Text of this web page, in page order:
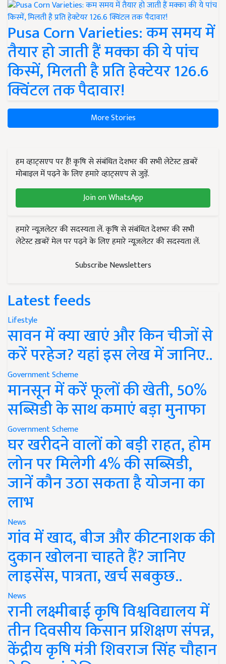
Pusa Corn Varieties: कम समय में
तैयार हो जाती हैं मक्का की ये पांच
किस्में, मिलती है प्रति हेक्टेयर 126.6
क्विंटल तक पैदावार!
More Stories
हम व्हाट्सएप पर हैं! कृषि से संबंधित देशभर की सभी लेटेस्ट ख़बरें
मोबाइल में पढ़ने के लिए हमारे व्हाट्सएप से जुड़ें.
Join on WhatsApp
हमारे न्यूज़लेटर की सदस्यता लें. कृषि से संबंधित देशभर की सभी
लेटेस्ट ख़बरें मेल पर पढ़ने के लिए हमारे न्यूज़लेटर की सदस्यता लें.
Subscribe Newsletters
Latest feeds
Lifestyle
सावन में क्या खाएं और किन चीजों से
करें परहेज? यहां इस लेख में जानिए..
Government Scheme
मानसून में करें फूलों की खेती, 50%
सब्सिडी के साथ कमाएं बड़ा मुनाफा
Government Scheme
घर खरीदने वालों को बड़ी राहत, होम
लोन पर मिलेगी 4% की सब्सिडी,
जानें कौन उठा सकता है योजना का
लाभ
News
गांव में खाद, बीज और कीटनाशक की
दुकान खोलना चाहते हैं? जानिए
लाइसेंस, पात्रता, खर्च सबकुछ..
News
रानी लक्ष्मीबाई कृषि विश्वविद्यालय में
तीन दिवसीय किसान प्रशिक्षण संपन्न,
केंद्रीय कृषि मंत्री शिवराज सिंह चौहान